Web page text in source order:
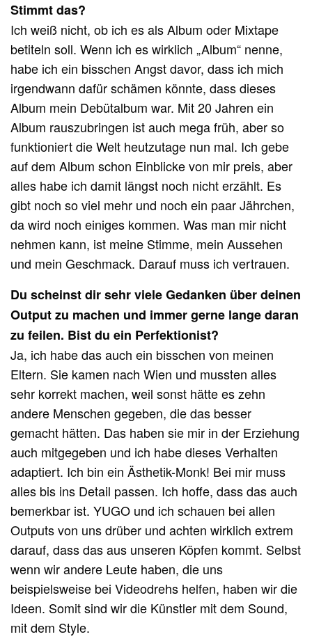
Stimmt das?
Ich weiß nicht, ob ich es als Album oder Mixtape
betiteln soll. Wenn ich es wirklich „Album“ nenne,
habe ich ein bisschen Angst davor, dass ich mich
irgendwann dafür schämen könnte, dass dieses
Album mein Debütalbum war. Mit 20 Jahren ein
Album rauszubringen ist auch mega früh, aber so
funktioniert die Welt heutzutage nun mal. Ich gebe
auf dem Album schon Einblicke von mir preis, aber
alles habe ich damit längst noch nicht erzählt. Es
gibt noch so viel mehr und noch ein paar Jährchen,
da wird noch einiges kommen. Was man mir nicht
nehmen kann, ist meine Stimme, mein Aussehen
und mein Geschmack. Darauf muss ich vertrauen.
Du scheinst dir sehr viele Gedanken über deinen
Output zu machen und immer gerne lange daran
zu feilen. Bist du ein Perfektionist?
Ja, ich habe das auch ein bisschen von meinen
Eltern. Sie kamen nach Wien und mussten alles
sehr korrekt machen, weil sonst hätte es zehn
andere Menschen gegeben, die das besser
gemacht hätten. Das haben sie mir in der Erziehung
auch mitgegeben und ich habe dieses Verhalten
adaptiert. Ich bin ein Ästhetik-Monk! Bei mir muss
alles bis ins Detail passen. Ich hoffe, dass das auch
bemerkbar ist. YUGO und ich schauen bei allen
Outputs von uns drüber und achten wirklich extrem
darauf, dass das aus unseren Köpfen kommt. Selbst
wenn wir andere Leute haben, die uns
beispielsweise bei Videodrehs helfen, haben wir die
Ideen. Somit sind wir die Künstler mit dem Sound,
mit dem Style.